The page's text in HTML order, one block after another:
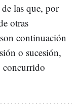
de las que, por
otras
continuación
o sucesión,
concurrido